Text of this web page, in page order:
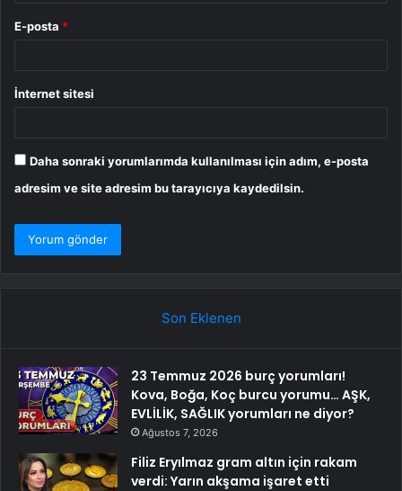
E-posta *
İnternet sitesi
Daha sonraki yorumlarımda kullanılması için adım, e-posta
adresim ve site adresim bu tarayıcıya kaydedilsin.
Son Eklenen
23 Temmuz 2026 burç yorumları!
Kova, Boğa, Koç burcu yorumu… AŞK,
EVLİLİK, SAĞLIK yorumları ne diyor?
Ağustos 7, 2026
Filiz Eryılmaz gram altın için rakam
verdi: Yarın akşama işaret etti